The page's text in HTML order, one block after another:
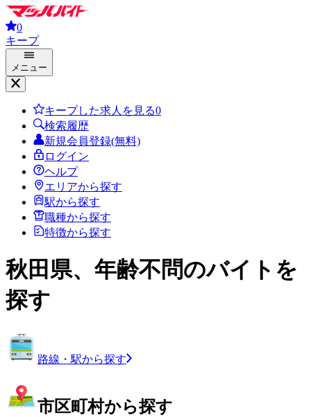
0
キープ
メニュー
キープした求人を見る0
検索履歴
新規会員登録(無料)
ログイン
ヘルプ
エリアから探す
駅から探す
職種から探す
特徴から探す
秋田県、年齢不問のバイトを
探す
路線・駅から探す
市区町村から探す